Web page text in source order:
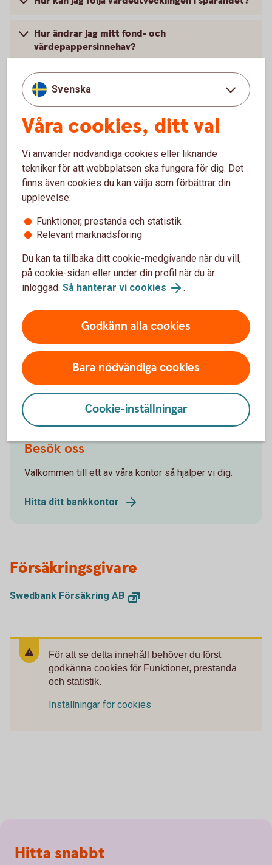
Hur ändrar jag mitt fond- och
värdepappersinnehav?
När kan jag ta ut pengarna?
Skaffa Pensionsförsäkring med
depå
Ring oss
Ring 0771-23 00 23
Hjälp med placering
Placera din pension
Möjliga investeringar i försäkringsdepå
Besök oss
Välkommen till ett av våra kontor så hjälper vi dig.
Hitta ditt bankkontor
Försäkringsgivare
Swedbank Försäkring AB
För att se detta innehåll behöver du först
godkänna cookies för Funktioner, prestanda
och statistik.
Inställningar för cookies
Svenska
Våra cookies, ditt val
Vi använder nödvändiga cookies eller liknande
tekniker för att webbplatsen ska fungera för dig. Det
finns även cookies du kan välja som förbättrar din
upplevelse:
Funktioner, prestanda och statistik
Relevant marknadsföring
Du kan ta tillbaka ditt cookie-medgivande när du vill,
på cookie-sidan eller under din profil när du är
inloggad. Så hanterar vi cookies .
Godkänn alla cookies
Bara nödvändiga cookies
Cookie-inställningar
Sidfot
Hitta snabbt